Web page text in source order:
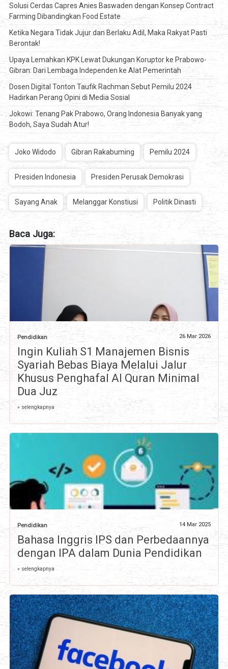
Solusi Cerdas Capres Anies Baswaden dengan Konsep Contract
Farming Dibandingkan Food Estate
Ketika Negara Tidak Jujur dan Berlaku Adil, Maka Rakyat Pasti
Berontak!
Upaya Lemahkan KPK Lewat Dukungan Koruptor ke Prabowo-
Gibran: Dari Lembaga Independen ke Alat Pemerintah
Dosen Digital Tonton Taufik Rachman Sebut Pemilu 2024
Hadirkan Perang Opini di Media Sosial
Jokowi: Tenang Pak Prabowo, Orang Indonesia Banyak yang
Bodoh, Saya Sudah Atur!
Joko Widodo Gibran Rakabuming Pemilu 2024
Presiden Indonesia Presiden Perusak Demokrasi
Sayang Anak Melanggar Konstiusi Politik Dinasti
Baca Juga:
Pendidikan 26 Mar 2026
Ingin Kuliah S1 Manajemen Bisnis
Syariah Bebas Biaya Melalui Jalur
Khusus Penghafal Al Quran Minimal
Dua Juz
» selengkapnya
Pendidikan 14 Mar 2025
Bahasa Inggris IPS dan Perbedaannya
dengan IPA dalam Dunia Pendidikan
» selengkapnya